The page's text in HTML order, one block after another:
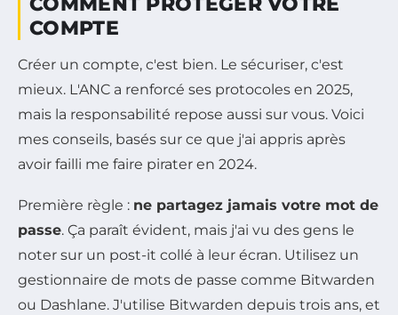
COMPTE
Créer un compte, c'est bien. Le sécuriser, c'est
mieux. L'ANC a renforcé ses protocoles en 2025,
mais la responsabilité repose aussi sur vous. Voici
mes conseils, basés sur ce que j'ai appris après
avoir failli me faire pirater en 2024.
Première règle : ne partagez jamais votre mot de
passe. Ça paraît évident, mais j'ai vu des gens le
noter sur un post-it collé à leur écran. Utilisez un
gestionnaire de mots de passe comme Bitwarden
ou Dashlane. J'utilise Bitwarden depuis trois ans, et